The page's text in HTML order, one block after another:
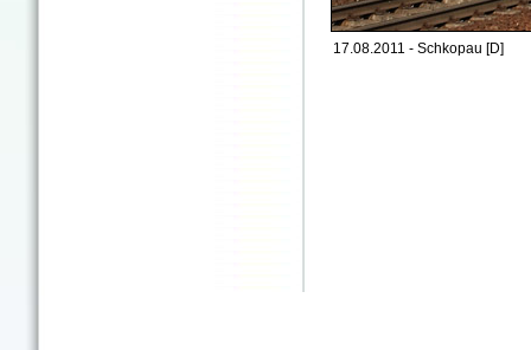
17.08.2011 - Schkopau [D]